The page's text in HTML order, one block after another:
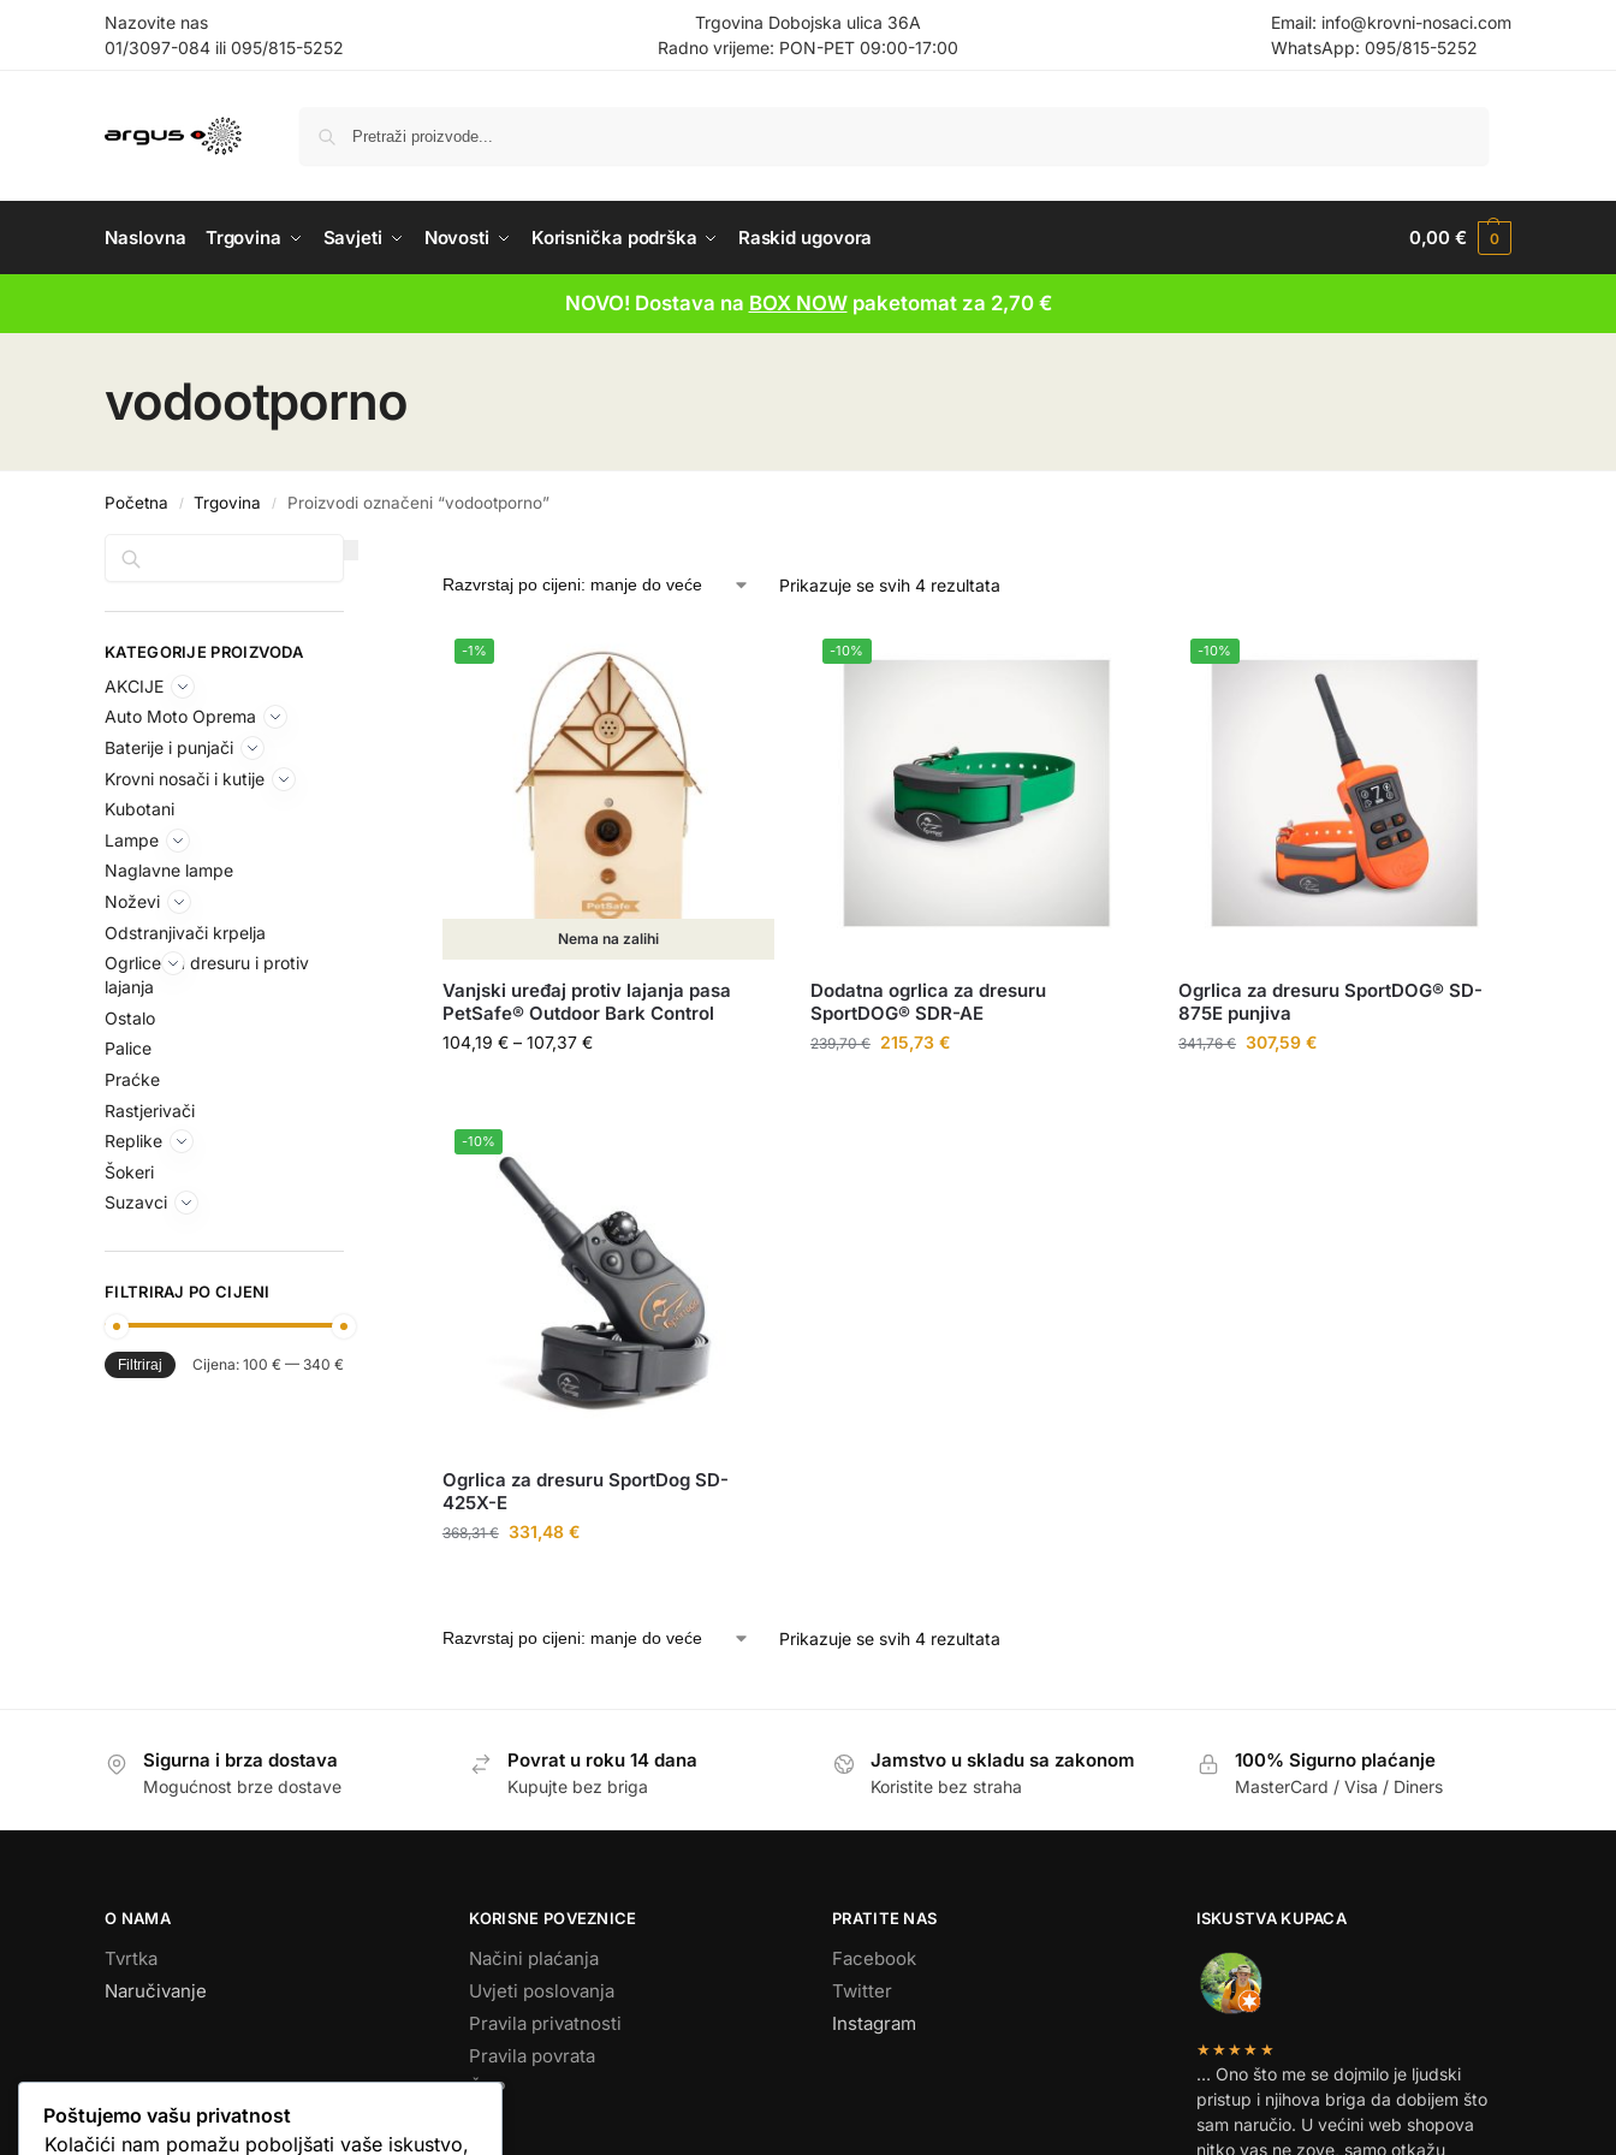
Nazovite nas
01/3097-084 ili 095/815-5252
Trgovina Dobojska ulica 36A
Radno vrijeme: PON-PET 09:00-17:00
Email: info@krovni-nosaci.com
WhatsApp: 095/815-5252
Naslovna Trgovina Savjeti Novosti Korisnička podrška Raskid ugovora 0,00€ 0
NOVO! Dostava na BOX NOWpaketomat za 2,70 €
vodootporno
Početna / Trgovina / Proizvodi označeni “vodootporno”
Prikazuje se svih 4 rezultata
-1%
Nema na zalihi
Vanjski uređaj protiv lajanja pasa
PetSafe® Outdoor Bark Control
104,19 € – 107,37 €
-10%
Dodatna ogrlica za dresuru
SportDOG® SDR-AE
239,70€ 215,73 €
-10%
Ogrlica za dresuru SportDOG® SD-
875E punjiva
341,76€ 307,59€
-10%
Ogrlica za dresuru SportDog SD-
425X-E
368,31€ 331,48 €
Prikazuje se svih 4 rezultata
KATEGORIJE PROIZVODA
AKCIJE
Auto Moto Oprema
Baterije i punjači
Krovni nosači i kutije
Kubotani
Lampe
Naglavne lampe
Noževi
Odstranjivači krpelja
Ogrlice za dresuru i protiv
lajanja
Ostalo
Palice
Praćke
Rastjerivači
Replike
Šokeri
Suzavci
FILTRIRAJ PO CIJENI
Filtriraj Cijena: 100 € — 340 €
Sigurna i brza dostava
Mogućnost brze dostave
Povrat u roku 14 dana
Kupujte bez briga
Jamstvo u skladu sa zakonom
Koristite bez straha
100% Sigurno plaćanje
MasterCard / Visa / Diners
O NAMA
Tvrtka
Naručivanje
KORISNE POVEZNICE
Načini plaćanja
Uvjeti poslovanja
Pravila privatnosti
Pravila povrata
ČPP
PRATITE NAS
Facebook
Twitter
Instagram
ISKUSTVA KUPACA
★★★★★
… Ono što me se dojmilo je ljudski
pristup i njihova briga da dobijem što
sam naručio. U većini web shopova
nitko vas ne zove, samo otkažu
Poštujemo vašu privatnost
Kolačići nam pomažu poboljšati vaše iskustvo,